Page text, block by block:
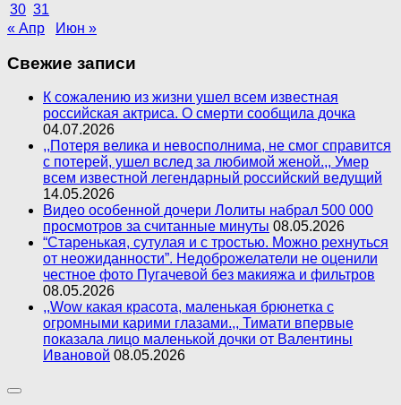
30 31
« Апр
Июн »
Свежие записи
К сожалению из жизни ушел всем известная
российская актриса. О смерти сообщила дочка
04.07.2026
,,Потеря велика и невосполнима, не смог справится
с потерей, ушел вслед за любимой женой.,, Умер
всем известной легендарный российский ведущий
14.05.2026
Видео особенной дочери Лолиты набрал 500 000
просмотров за считанные минуты 08.05.2026
“Старенькая, сутулая и с тростью. Можно рехнуться
от неожиданности”. Недоброжелатели не оценили
честное фото Пугачевой без макияжа и фильтров
08.05.2026
,,Wow какая красота, маленькая брюнетка с
огромными карими глазами.,, Тимати впервые
показала лицо маленькой дочки от Валентины
Ивановой 08.05.2026